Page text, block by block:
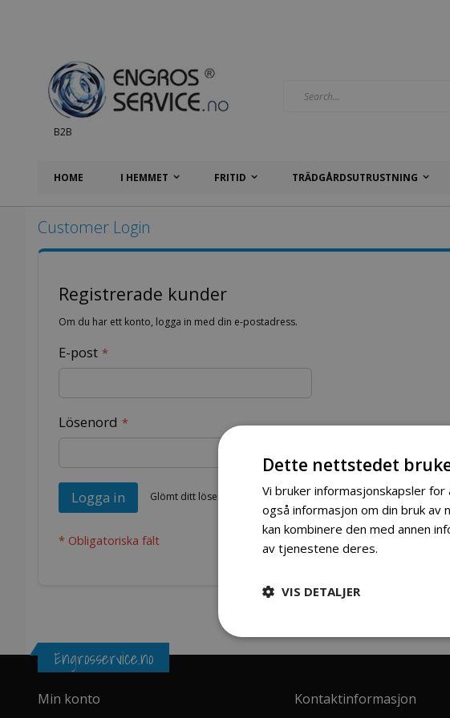
B2B
HOME I HEMMET FRITID TRÄDGÅRDSUTRUSTNING
Customer Login
Registrerade kunder
Om du har ett konto, logga in med din e-postadress.
E-post
Lösenord
Logga in Glömt ditt lösenord?
Engrosservice.no
Min konto Kontaktinformasjon
Dette nettstedet
Vi bruker informasjonskapsler
også informasjon om din bruk
kan kombinere den med annen
av tjenestene deres.
VIS DETALJER